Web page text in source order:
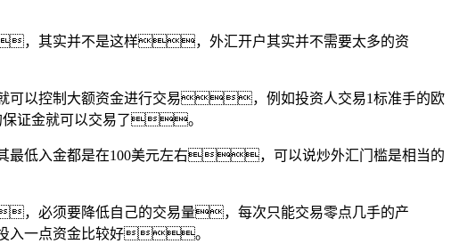
，其实并不是这样，外汇开户其实并不需要太多的资
以控制大额资金进行交易，例如投资人交易1标准手的欧
证金就可以交易了。
低入金都是在100美元左右，可以说炒外汇门槛是相当的
，必须要降低自己的交易量，每次只能交易零点几手的产
入一点资金比较好。